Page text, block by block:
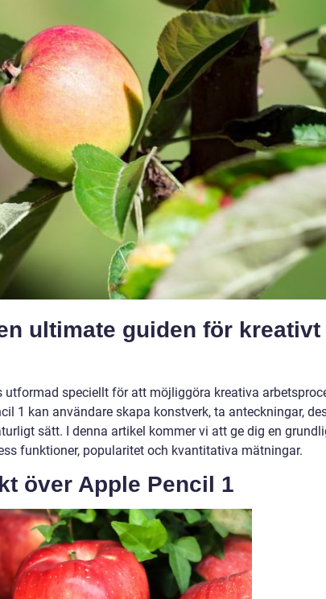
ultimate guiden för kreativt
speciellt för att möjliggöra kreativa
1 kan användare skapa konstverk, ta anteckningar,
sätt. I denna artikel kommer vi att ge dig en
funktioner, popularitet och kvantitativa mätningar.
över Apple Pencil 1